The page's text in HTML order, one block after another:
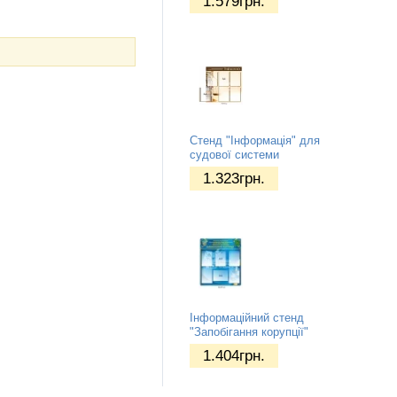
Стенд "Інформація" для
судової системи
1.323грн.
Інформаційний стенд
"Запобігання корупції"
1.404грн.